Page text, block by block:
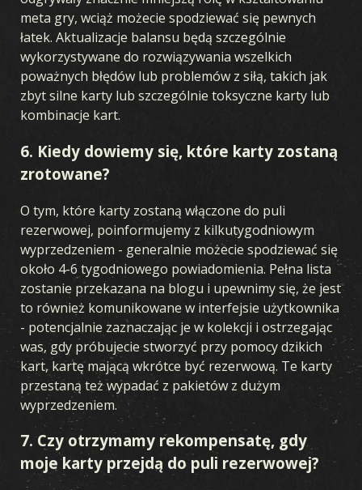
meta gry, wciąż możecie spodziewać się pewnych
łatek. Aktualizacje balansu będą szczególnie
wykorzystywane do rozwiązywania wszelkich
poważnych błędów lub problemów z siłą, takich jak
zbyt silne karty lub szczególnie toksyczne karty lub
kombinacje kart.
6. Kiedy dowiemy się, które karty zostaną
zrotowane?
O tym, które karty zostaną włączone do puli
rezerwowej, poinformujemy z kilkutygodniowym
wyprzedzeniem - generalnie możecie spodziewać się
około 4-6 tygodniowego powiadomienia. Pełna lista
zostanie przekazana na blogu i upewnimy się, że jest
to również komunikowane w interfejsie użytkownika
- potencjalnie zaznaczając je w kolekcji i ostrzegając
was, gdy próbujecie stworzyć przy pomocy dzikich
kart, kartę mającą wkrótce być rezerwową. Te karty
przestaną też wypadać z pakietów z dużym
wyprzedzeniem.
7. Czy otrzymamy rekompensatę, gdy
moje karty przejdą do puli rezerwowej?
LETNIE ROZSZERZENIE
BURZA W OCEANII WCZESNA WOJNA
FRONT KRAJOWY
PRZEWAGA POWIETRZNA
WOJNA MORSKA
WOJNA ZIMOWA
BROTHERS IN ARMS
LEGIONY